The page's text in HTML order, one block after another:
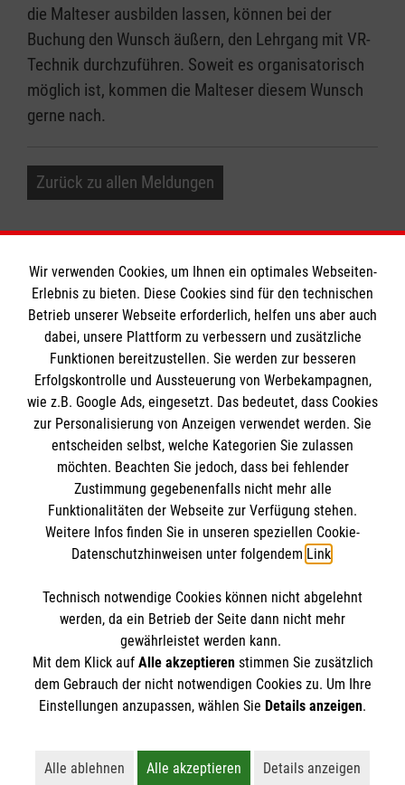
die Malteser ausbilden lassen, können bei der
Buchung den Wunsch äußern, den Lehrgang mit VR-
Technik durchzuführen. Soweit es organisatorisch
möglich ist, kommen die Malteser diesem Wunsch
gerne nach.
Zurück zu allen Meldungen
Informationen
Impressum
Datenschutz
Kontakt
Die Malteser
Malteser in Deutschland
Malteserorden
Sharepoint
Spendenkonto
Bank: Pax-Bank
IBAN: DE60370601201201206290
BIC: GENODED1PA7
So finden Sie uns
Zum Lohr 29
46459 Rees
thomas.angenendt@malteser.org
Der Malteser Hilfsdienst e.V. ist als eingetragene
Gewerbesteuer befreit.
Wir verwenden Cookies, um Ihnen ein optimales Webseiten-
Erlebnis zu bieten. Diese Cookies sind für den technischen
Betrieb unserer Webseite erforderlich, helfen uns aber auch
dabei, unsere Plattform zu verbessern und zusätzliche
Funktionen bereitzustellen. Sie werden zur besseren
Erfolgskontrolle und Aussteuerung von Werbekampagnen,
wie z.B. Google Ads, eingesetzt. Das bedeutet, dass Cookies
zur Personalisierung von Anzeigen verwendet werden. Sie
entscheiden selbst, welche Kategorien Sie zulassen
möchten. Beachten Sie jedoch, dass bei fehlender
Zustimmung gegebenenfalls nicht mehr alle
Funktionalitäten der Webseite zur Verfügung stehen.
Weitere Infos finden Sie in unseren speziellen Cookie-
Datenschutzhinweisen unter folgendem Link.
Technisch notwendige Cookies können nicht abgelehnt
werden, da ein Betrieb der Seite dann nicht mehr
gewährleistet werden kann.
Mit dem Klick auf Alle akzeptierenstimmen Sie zusätzlich
dem Gebrauch der nicht notwendigen Cookies zu. Um Ihre
Einstellungen anzupassen, wählen Sie Details anzeigen.
Alle ablehnen
Alle akzeptieren
Details anzeigen